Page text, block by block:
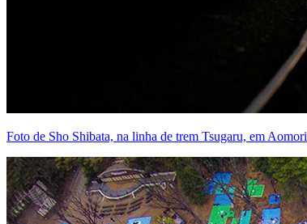
Foto de Sho Shibata, na linha de trem Tsugaru, em Aomori